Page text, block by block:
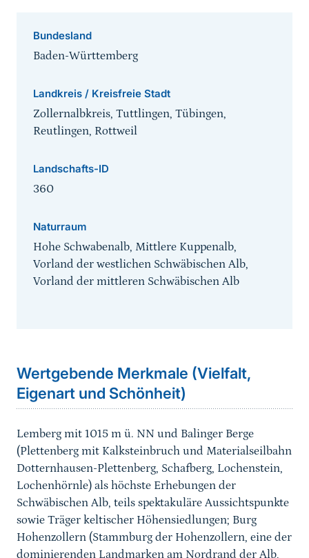
Bundesland
Baden-Württemberg
Landkreis / Kreisfreie Stadt
Zollernalbkreis, Tuttlingen, Tübingen,
Reutlingen, Rottweil
Landschafts-ID
360
Naturraum
Hohe Schwabenalb, Mittlere Kuppenalb,
Vorland der westlichen Schwäbischen Alb,
Vorland der mittleren Schwäbischen Alb
Wertgebende Merkmale (Vielfalt,
Eigenart und Schönheit)
Lemberg mit 1015 m ü. NN und Balinger Berge
(Plettenberg mit Kalksteinbruch und Materialseilbahn
Dotternhausen-Plettenberg, Schafberg, Lochenstein,
Lochenhörnle) als höchste Erhebungen der
Schwäbischen Alb, teils spektakuläre Aussichtspunkte
sowie Träger keltischer Höhensiedlungen; Burg
Hohenzollern (Stammburg der Hohenzollern, eine der
dominierenden Landmarken am Nordrand der Alb,